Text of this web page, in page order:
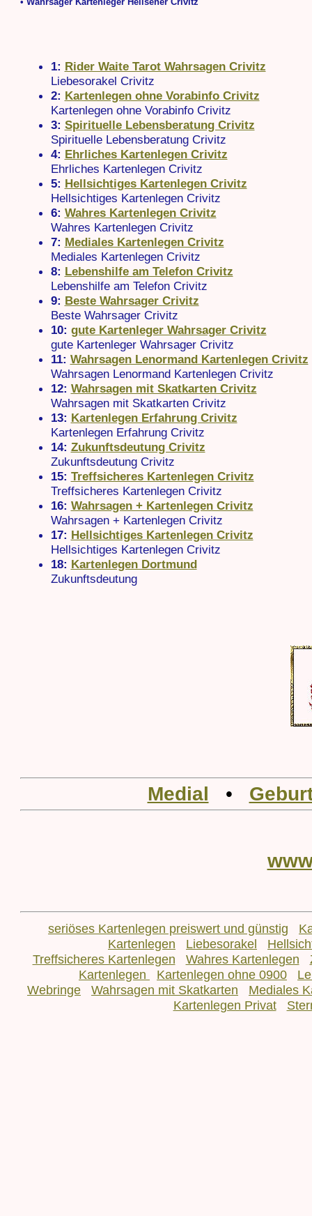
1: Rider Waite Tarot Wahrsagen Crivitz
Liebesorakel Crivitz
2: Kartenlegen ohne Vorabinfo Crivitz
Kartenlegen ohne Vorabinfo Crivitz
3: Spirituelle Lebensberatung Crivitz
Spirituelle Lebensberatung Crivitz
4: Ehrliches Kartenlegen Crivitz
Ehrliches Kartenlegen Crivitz
5: Hellsichtiges Kartenlegen Crivitz
Hellsichtiges Kartenlegen Crivitz
6: Wahres Kartenlegen Crivitz
Wahres Kartenlegen Crivitz
7: Mediales Kartenlegen Crivitz
Mediales Kartenlegen Crivitz
8: Lebenshilfe am Telefon Crivitz
Lebenshilfe am Telefon Crivitz
9: Beste Wahrsager Crivitz
Beste Wahrsager Crivitz
10: gute Kartenleger Wahrsager Crivitz
gute Kartenleger Wahrsager Crivitz
11: Wahrsagen Lenormand Kartenlegen Crivitz
Wahrsagen Lenormand Kartenlegen Crivitz
12: Wahrsagen mit Skatkarten Crivitz
Wahrsagen mit Skatkarten Crivitz
13: Kartenlegen Erfahrung Crivitz
Kartenlegen Erfahrung Crivitz
14: Zukunftsdeutung Crivitz
Zukunftsdeutung Crivitz
15: Treffsicheres Kartenlegen Crivitz
Treffsicheres Kartenlegen Crivitz
16: Wahrsagen + Kartenlegen Crivitz
Wahrsagen + Kartenlegen Crivitz
17: Hellsichtiges Kartenlegen Crivitz
Hellsichtiges Kartenlegen Crivitz
18: Kartenlegen Dortmund
Zukunftsdeutung
Medial •
seriöses Kartenlegen preiswert und günstig
Kartenlegen
Liebesorakel
Treffsicheres Kartenlegen
Wahres Kartenlegen
Kartenlegen
Kartenlegen ohne 0900
Webringe
Wahrsagen mit Skatkarten
Mediales
Kartenlegen Privat